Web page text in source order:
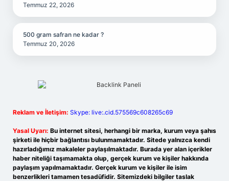
Temmuz 22, 2026
500 gram safran ne kadar ?
Temmuz 20, 2026
Reklam ve İletişim: Skype: live:.cid.575569c608265c69
Yasal Uyarı: Bu internet sitesi, herhangi bir marka, kurum veya şahıs
şirketi ile hiçbir bağlantısı bulunmamaktadır. Sitede yalnızca kendi
hazırladığımız makaleler paylaşılmaktadır. Burada yer alan içerikler
haber niteliği taşımamakta olup, gerçek kurum ve kişiler hakkında
paylaşım yapılmamaktadır. Gerçek kurum ve kişiler ile isim
benzerlikleri tamamen tesadüfidir. Sitemizdeki bilgiler taslak